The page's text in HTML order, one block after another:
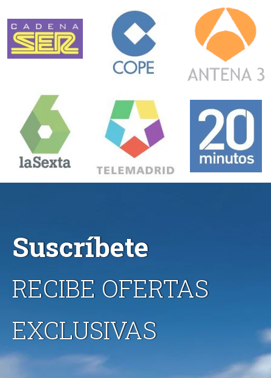
Suscríbete
RECIBE OFERTAS
EXCLUSIVAS